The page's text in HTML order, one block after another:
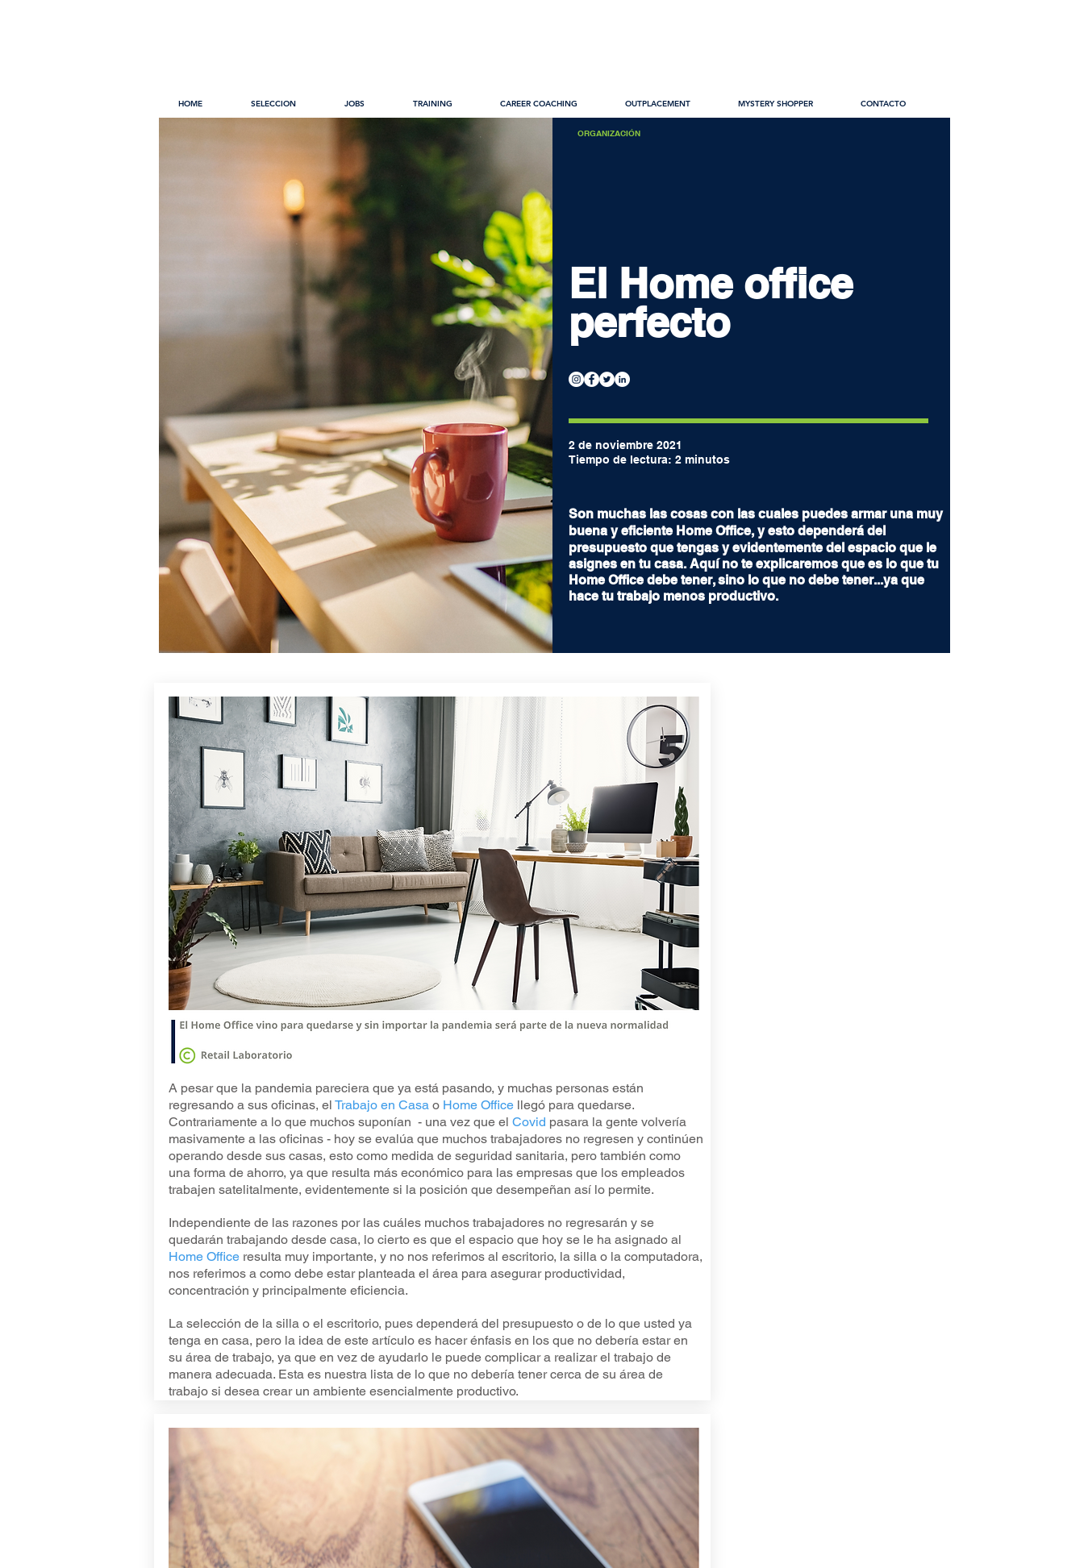
HOME SELECCION JOBS TRAINING CAREER COACHING OUTPLACEMENT MYSTERY SHOPPER CONTACTO
ORGANIZACIÓN
El Home office
perfecto
2 de noviembre 2021
Tiempo de lectura: 2 minutos
Son muchas las cosas con las cuales puedes armar una muy
buena y eficiente Home Office, y esto dependerá del
presupuesto que tengas y evidentemente del espacio que le
asignes en tu casa. Aquí no te explicaremos que es lo que tu
Home Office debe tener, sino lo que no debe tener...ya que
hace tu trabajo menos productivo.
A pesar que la pandemia pareciera que ya está pasando, y muchas personas están
regresando a sus oficinas, el Trabajo en Casao Home Officellegó para quedarse.
Contrariamente a lo que muchos suponían - una vez que el Covid pasara la gente volvería
masivamente a las oficinas - hoy se evalúa que muchos trabajadores no regresen y continúen
operando desde sus casas, esto como medida de seguridad sanitaria, pero también como
una forma de ahorro, ya que resulta más económico para las empresas que los empleados
trabajen satelitalmente, evidentemente si la posición que desempeñan así lo permite.
Independiente de las razones por las cuáles muchos trabajadores no regresarán y se
quedarán trabajando desde casa, lo cierto es que el espacio que hoy se le ha asignado al
Home Officeresulta muy importante, y no nos referimos al escritorio, la silla o la computadora,
nos referimos a como debe estar planteada el área para asegurar productividad,
concentración y principalmente eficiencia.
La selección de la silla o el escritorio, pues dependerá del presupuesto o de lo que usted ya
tenga en casa, pero la idea de este artículo es hacer énfasis en los que no debería estar en
su área de trabajo, ya que en vez de ayudarlo le puede complicar a realizar el trabajo de
manera adecuada. Esta es nuestra lista de lo que no debería tener cerca de su área de
trabajo si desea crear un ambiente esencialmente productivo.